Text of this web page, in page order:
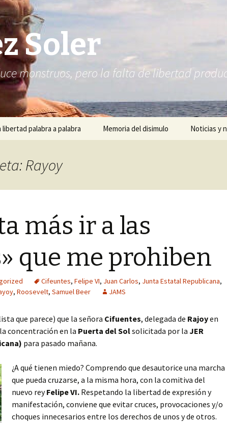
Soler
monstruos, pero la falta de libertad
palabra a palabra Memoria del disimulo Noticias y
Rayoy
más ir a las
que me prohiben
Cifeuntes, Felipe VI, Juan Carlos, Junta Estatal Republicana,
, Roosevelt, Samuel Beer JAMS
que parece) que la señora Cifuentes, delegada de Rajoyen
concentración en la Puerta del Solsolicitada por la JER
para pasado mañana.
¿A qué tienen miedo? Comprendo que desautorice una marcha
que pueda cruzarse, a la misma hora, con la comitiva del
nuevo reyFelipe VI. Respetando la libertad de expresión y
manifestación, conviene que evitar cruces, provocaciones y/o
choques innecesarios entre los derechos de unos y de otros.